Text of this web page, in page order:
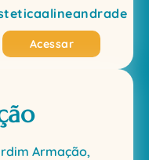
Acessar
Armação,